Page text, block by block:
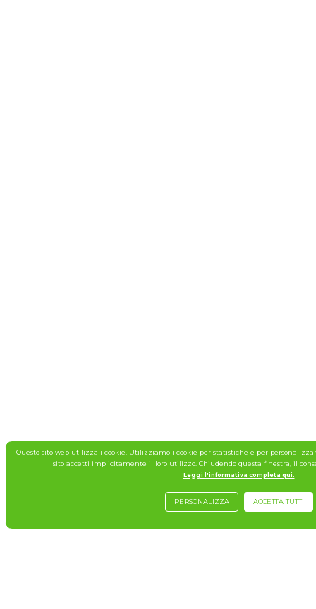
Questo sito web utilizza i cookie. Utilizziamo i cookie per statistiche e per
sito accetti implicitamente il loro utilizzo. Chiudendo questa finestra, il
Leggi l'informativa completa qui.
PERSONALIZZA ACCETTA TUTTI